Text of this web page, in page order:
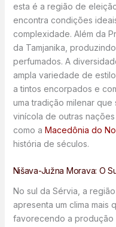
esta é a região de
encontra condições
complexidade. Além da
da Tamjanika,
perfumados. A
ampla variedade de
a tintos encorpados e
uma tradição milenar
vinícola de outras
como a Macedônia do
história de séculos.
Nišava-Južna Morava: O
No sul da Sérvia, a
apresenta um clima mais
favorecendo a produção